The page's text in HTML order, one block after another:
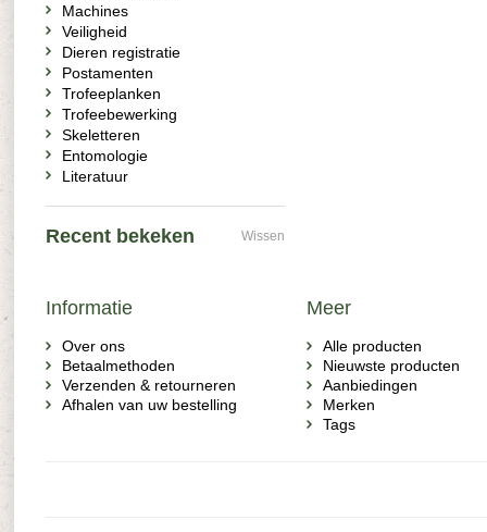
Machines
Veiligheid
Dieren registratie
Postamenten
Trofeeplanken
Trofeebewerking
Skeletteren
Entomologie
Literatuur
Recent bekeken Wissen
Informatie
Over ons
Betaalmethoden
Verzenden & retourneren
Afhalen van uw bestelling
Meer
Alle producten
Nieuwste producten
Aanbiedingen
Merken
Tags